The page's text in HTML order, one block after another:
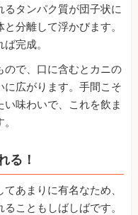
るタンパク質が団子状に
分離して浮かびます。
完成。
ので、口に含むとカニの
広がります。手間こそ
味わいで、これを飲ま
る！
あまりに有名なため、
こともしばしばです。